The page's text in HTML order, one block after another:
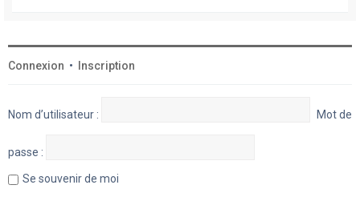
Connexion • Inscription
Nom d’utilisateur : Mot de
passe :
Se souvenir de moi